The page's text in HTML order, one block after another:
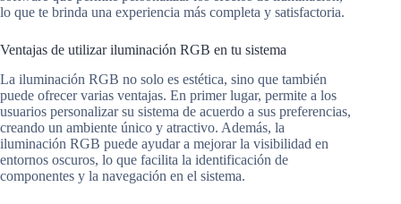
lo que te brinda una experiencia más completa y satisfactoria.
Ventajas de utilizar iluminación RGB en tu sistema
La iluminación RGB no solo es estética, sino que también
puede ofrecer varias ventajas. En primer lugar, permite a los
usuarios personalizar su sistema de acuerdo a sus preferencias,
creando un ambiente único y atractivo. Además, la
iluminación RGB puede ayudar a mejorar la visibilidad en
entornos oscuros, lo que facilita la identificación de
componentes y la navegación en el sistema.